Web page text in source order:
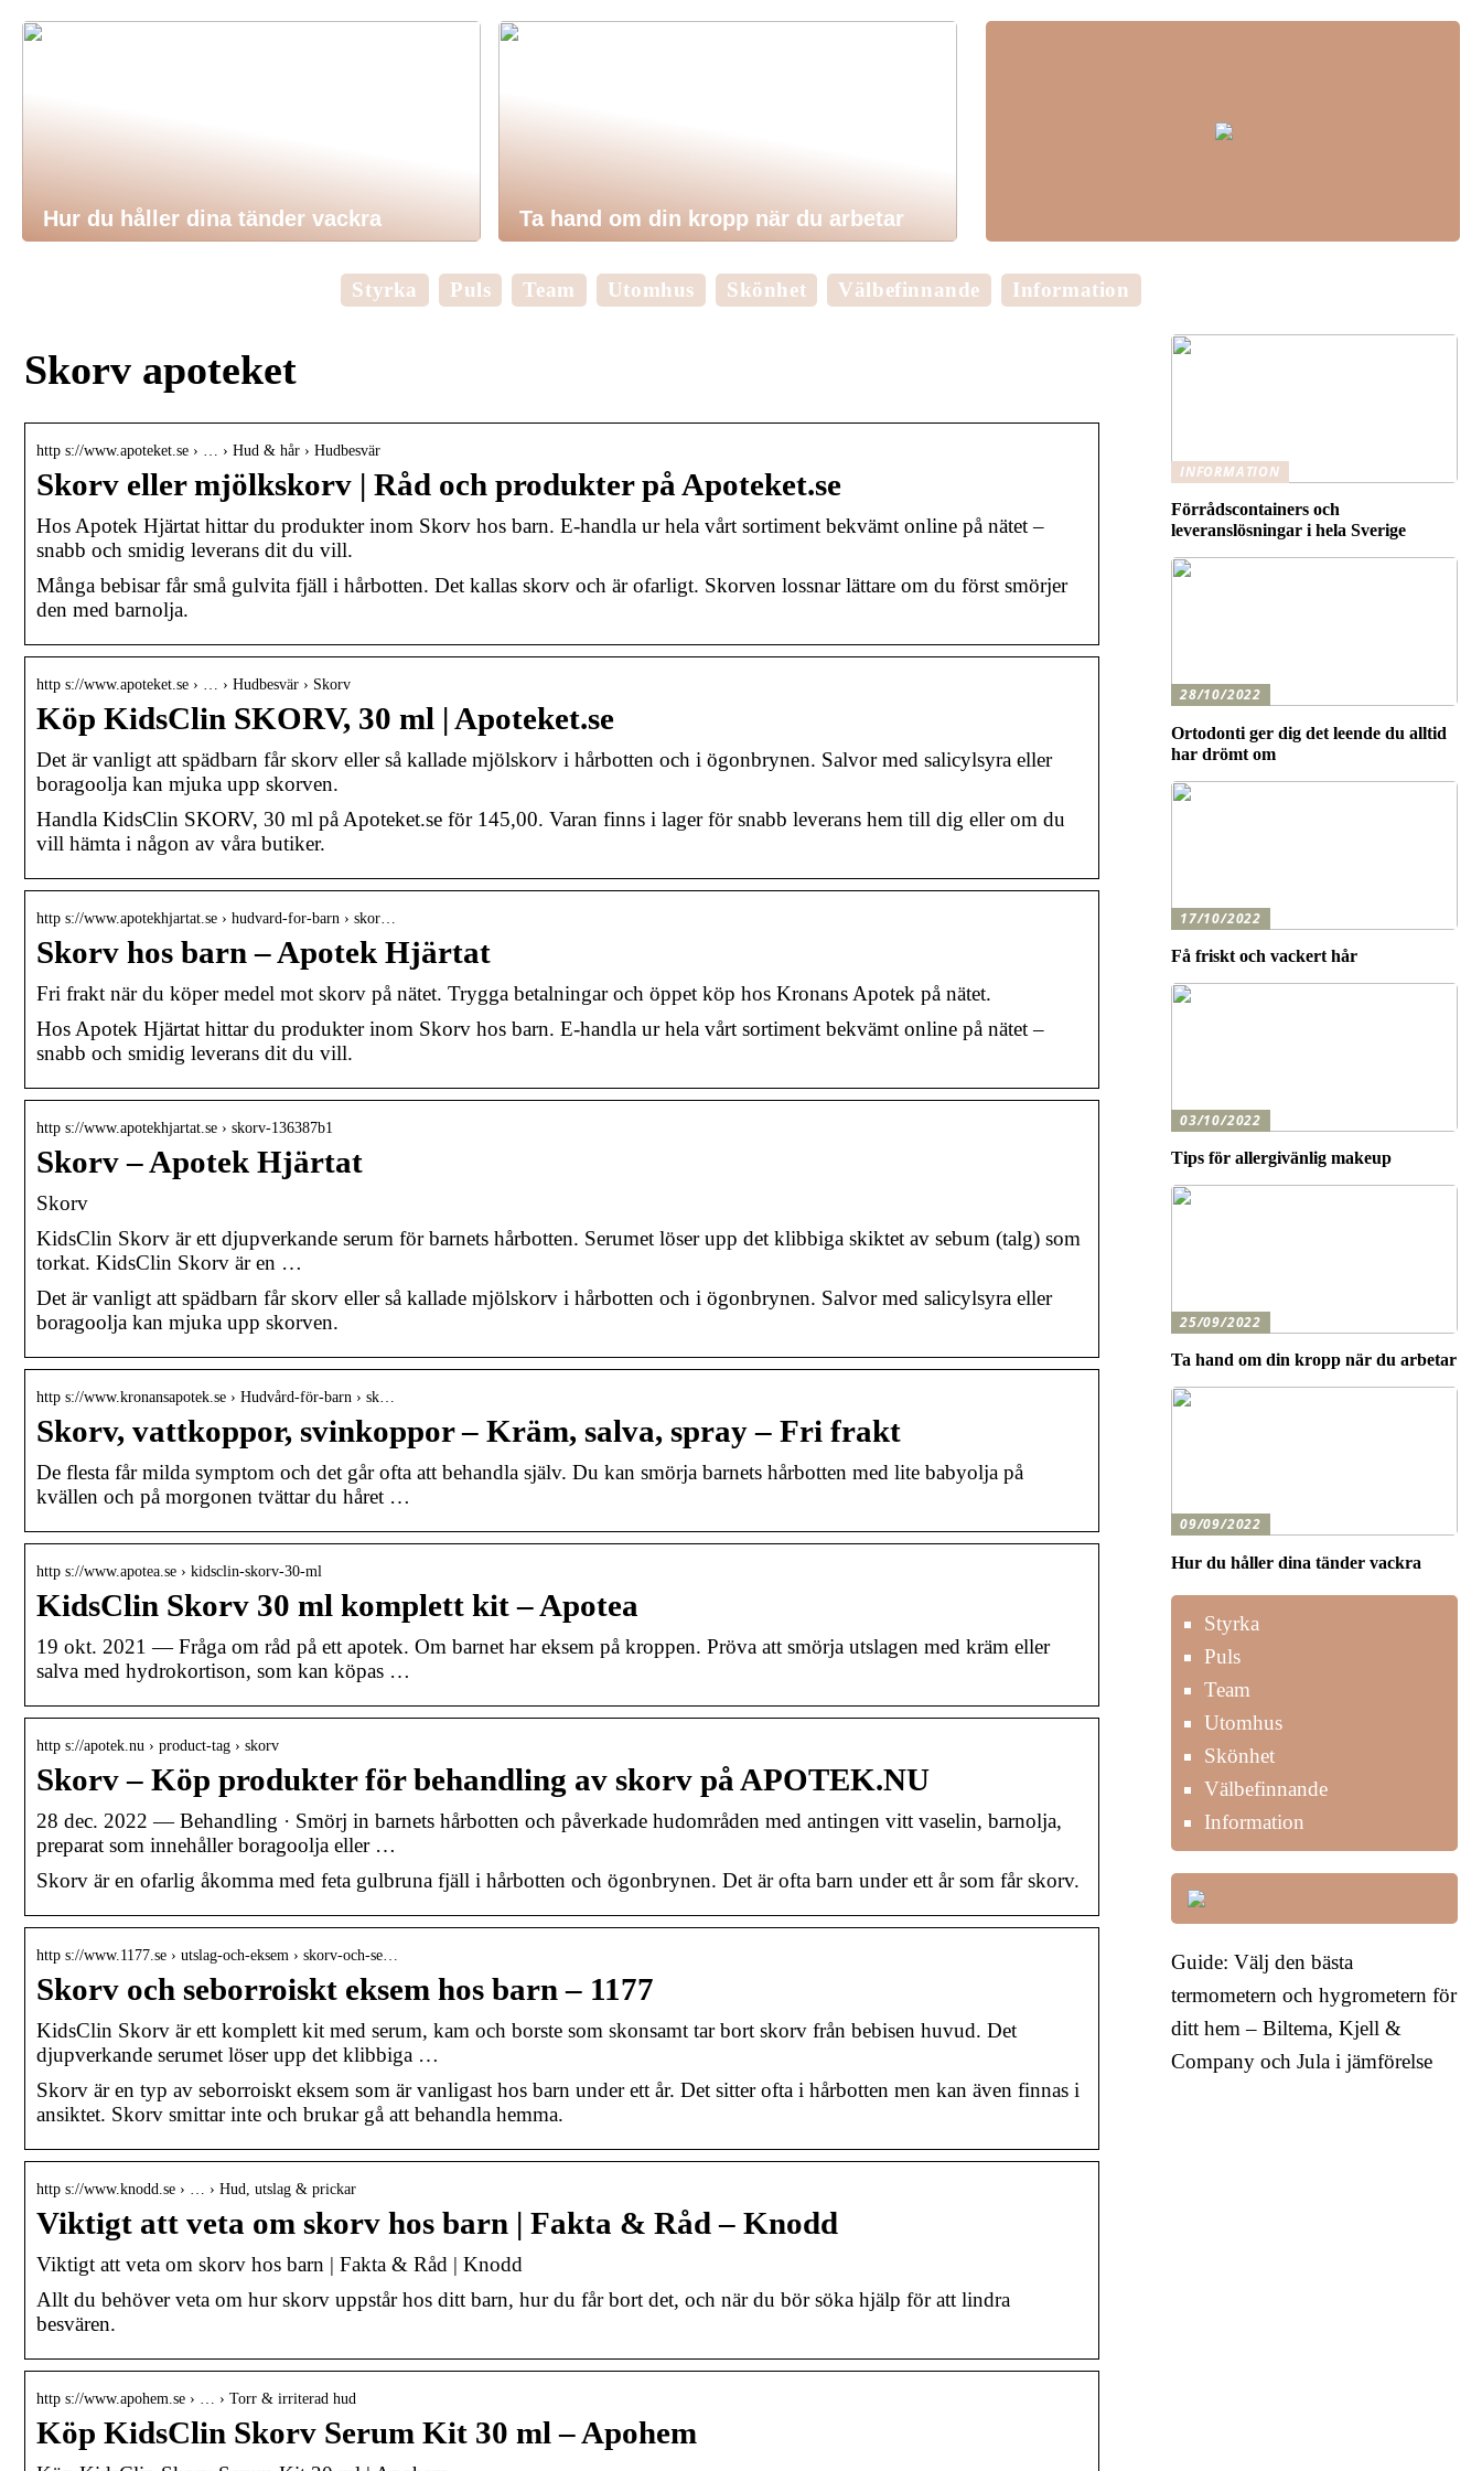
Hur du håller dina tänder vackra Ta hand om din kropp när du arbetar
Styrka Puls Team Utomhus Skönhet Välbefinnande Information
Skorv apoteket
http s://www.apoteket.se › … › Hud & hår › Hudbesvär
Skorv eller mjölkskorv | Råd och produkter på Apoteket.se
Hos Apotek Hjärtat hittar du produkter inom Skorv hos barn. E-handla ur hela vårt sortiment bekvämt online på nätet –
snabb och smidig leverans dit du vill.
Många bebisar får små gulvita fjäll i hårbotten. Det kallas skorv och är ofarligt. Skorven lossnar lättare om du först smörjer
den med barnolja.
http s://www.apoteket.se › … › Hudbesvär › Skorv
Köp KidsClin SKORV, 30 ml | Apoteket.se
Det är vanligt att spädbarn får skorv eller så kallade mjölskorv i hårbotten och i ögonbrynen. Salvor med salicylsyra eller
boragoolja kan mjuka upp skorven.
Handla KidsClin SKORV, 30 ml på Apoteket.se för 145,00. Varan finns i lager för snabb leverans hem till dig eller om du
vill hämta i någon av våra butiker.
http s://www.apotekhjartat.se › hudvard-for-barn › skor…
Skorv hos barn – Apotek Hjärtat
Fri frakt när du köper medel mot skorv på nätet. Trygga betalningar och öppet köp hos Kronans Apotek på nätet.
Hos Apotek Hjärtat hittar du produkter inom Skorv hos barn. E-handla ur hela vårt sortiment bekvämt online på nätet –
snabb och smidig leverans dit du vill.
http s://www.apotekhjartat.se › skorv-136387b1
Skorv – Apotek Hjärtat
Skorv
KidsClin Skorv är ett djupverkande serum för barnets hårbotten. Serumet löser upp det klibbiga skiktet av sebum (talg) som
torkat. KidsClin Skorv är en …
Det är vanligt att spädbarn får skorv eller så kallade mjölskorv i hårbotten och i ögonbrynen. Salvor med salicylsyra eller
boragoolja kan mjuka upp skorven.
http s://www.kronansapotek.se › Hudvård-för-barn › sk…
Skorv, vattkoppor, svinkoppor – Kräm, salva, spray – Fri frakt
De flesta får milda symptom och det går ofta att behandla själv. Du kan smörja barnets hårbotten med lite babyolja på
kvällen och på morgonen tvättar du håret …
http s://www.apotea.se › kidsclin-skorv-30-ml
KidsClin Skorv 30 ml komplett kit – Apotea
19 okt. 2021 — Fråga om råd på ett apotek. Om barnet har eksem på kroppen. Pröva att smörja utslagen med kräm eller
salva med hydrokortison, som kan köpas …
http s://apotek.nu › product-tag › skorv
Skorv – Köp produkter för behandling av skorv på APOTEK.NU
28 dec. 2022 — Behandling · Smörj in barnets hårbotten och påverkade hudområden med antingen vitt vaselin, barnolja,
preparat som innehåller boragoolja eller …
Skorv är en ofarlig åkomma med feta gulbruna fjäll i hårbotten och ögonbrynen. Det är ofta barn under ett år som får skorv.
http s://www.1177.se › utslag-och-eksem › skorv-och-se…
Skorv och seborroiskt eksem hos barn – 1177
KidsClin Skorv är ett komplett kit med serum, kam och borste som skonsamt tar bort skorv från bebisen huvud. Det
djupverkande serumet löser upp det klibbiga …
Skorv är en typ av seborroiskt eksem som är vanligast hos barn under ett år. Det sitter ofta i hårbotten men kan även finnas i
ansiktet. Skorv smittar inte och brukar gå att behandla hemma.
http s://www.knodd.se › … › Hud, utslag & prickar
Viktigt att veta om skorv hos barn | Fakta & Råd – Knodd
Viktigt att veta om skorv hos barn | Fakta & Råd | Knodd
Allt du behöver veta om hur skorv uppstår hos ditt barn, hur du får bort det, och när du bör söka hjälp för att lindra
besvären.
http s://www.apohem.se › … › Torr & irriterad hud
Köp KidsClin Skorv Serum Kit 30 ml – Apohem
INFORMATION
Förrådscontainers och
leveranslösningar i hela Sverige
28/10/2022
Ortodonti ger dig det leende du alltid
har drömt om
17/10/2022
Få friskt och vackert hår
03/10/2022
Tips för allergivänlig makeup
25/09/2022
Ta hand om din kropp när du arbetar
09/09/2022
Hur du håller dina tänder vackra
Styrka
Puls
Team
Utomhus
Skönhet
Välbefinnande
Information
Guide: Välj den bästa
termometern och hygrometern för
ditt hem – Biltema, Kjell &
Company och Jula i jämförelse